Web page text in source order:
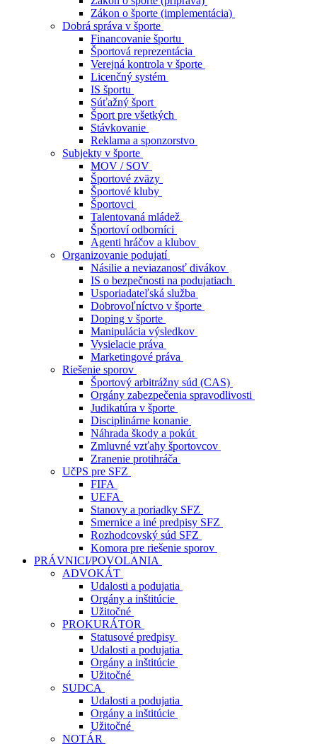
Zákon o športe (implementácia)
Dobrá správa v športe
Financovanie športu
Športová reprezentácia
Verejná kontrola v športe
Licenčný systém
IS športu
Súťažný šport
Šport pre všetkých
Stávkovanie
Reklama a sponzorstvo
Subjekty v športe
MOV / SOV
Športové zväzy
Športové kluby
Športovci
Talentovaná mládež
Športoví odborníci
Agenti hráčov a klubov
Organizovanie podujatí
Násilie a neviazanosť divákov
IS o bezpečnosti na podujatiach
Usporiadateľská služba
Dobrovoľníctvo v športe
Doping v športe
Manipulácia výsledkov
Vysielacie práva
Marketingové práva
Riešenie sporov
Športový arbitrážny súd (CAS)
Orgány zabezpečenia spravodlivosti
Judikatúra v športe
Disciplinárne konanie
Náhrada škody a pokút
Zmluvné vzťahy športovcov
Zranenie protihráča
UčPS pre SFZ
FIFA
UEFA
Stanovy a poriadky SFZ
Smernice a iné predpisy SFZ
Rozhodcovský súd SFZ
Komora pre riešenie sporov
PRÁVNICI/POVOLANIA
ADVOKÁT
Udalosti a podujatia
Orgány a inštitúcie
Užitočné
PROKURÁTOR
Statusové predpisy
Udalosti a podujatia
Orgány a inštitúcie
Užitočné
SUDCA
Udalosti a podujatia
Orgány a inštitúcie
Užitočné
NOTÁR